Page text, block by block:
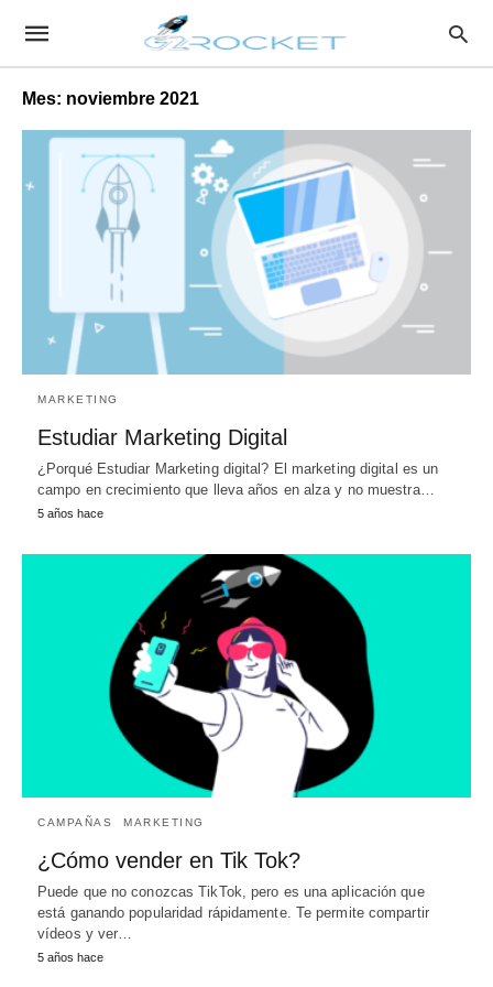
Mes: noviembre 2021
MARKETING
Estudiar Marketing Digital
¿Porqué Estudiar Marketing digital? El marketing digital es un
campo en crecimiento que lleva años en alza y no muestra…
5 años hace
CAMPAÑAS MARKETING
¿Cómo vender en Tik Tok?
Puede que no conozcas TikTok, pero es una aplicación que
está ganando popularidad rápidamente. Te permite compartir
vídeos y ver…
5 años hace